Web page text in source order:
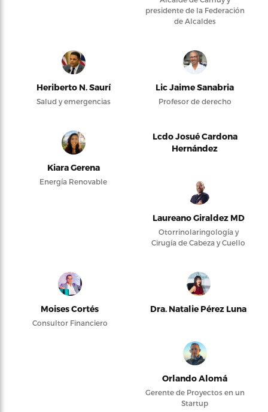
presidente de la Federación
de Alcaldes
Heriberto N. Saurí
Salud y emergencias
Lic Jaime Sanabria
Profesor de derecho
Kiara Gerena
Energía Renovable
Lcdo Josué Cardona
Hernández
Laureano Giraldez MD
Otorrinolaringología y
Cirugía de Cabeza y Cuello
Moises Cortés
Consultor Financiero
Dra. Natalie Pérez Luna
Orlando Alomá
Gerente de Proyectos en un
Startup